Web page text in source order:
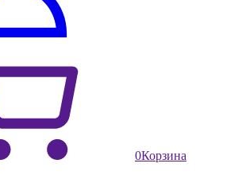
0Корзина